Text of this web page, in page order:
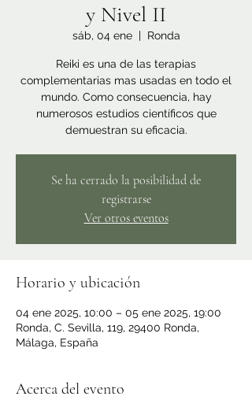
y Nivel II
sáb, 04 ene
  |
Ronda
Reiki es una de las terapias
complementarias mas usadas en todo el
mundo. Como consecuencia, hay
numerosos estudios científicos que
demuestran su eficacia.
Se ha cerrado la posibilidad de
registrarse
Ver otros eventos
Horario y ubicación
04 ene 2025, 10:00 – 05 ene 2025, 19:00
Ronda, C. Sevilla, 119, 29400 Ronda,
Málaga, España
Acerca del evento